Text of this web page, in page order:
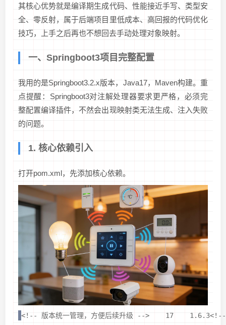
其核心优势就是编译期生成代码、性能接近手写、类型安
全、零反射，属于后端项目里低成本、高回报的代码优化
技巧，上手之后再也不想回去手动处理对象映射。
一、Springboot3项目完整配置
我用的是Springboot3.2.x版本，Java17，Maven构建。重
点提醒：Springboot3对注解处理器要求更严格，必须完
整配置编译插件，不然会出现映射类无法生成、注入失败
的问题。
1. 核心依赖引入
打开pom.xml，先添加核心依赖。
<!-- 版本统一管理，方便后续升级 --> 17 1.6.3<!--